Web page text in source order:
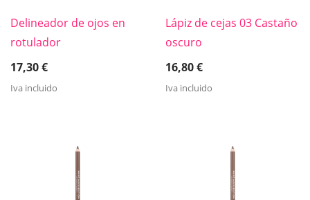
Delineador de ojos en
rotulador
17,30€
Iva incluido
Lápiz de cejas 03 Castaño
oscuro
16,80€
Iva incluido